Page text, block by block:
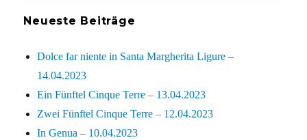
Neueste Beiträge
Dolce far niente in Santa Margherita Ligure –
14.04.2023
Ein Fünftel Cinque Terre – 13.04.2023
Zwei Fünftel Cinque Terre – 12.04.2023
In Genua – 10.04.2023